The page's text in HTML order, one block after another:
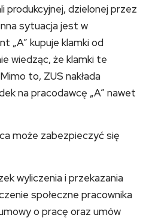
produkcyjnej, dzielonej przez
inna sytuacja jest w
„A” kupuje klamki od
wiedząc, że klamki te
to, ZUS nakłada
na pracodawcę „A” nawet
może zabezpieczyć się
wyliczenia i przekazania
społeczne pracownika
o pracę oraz umów